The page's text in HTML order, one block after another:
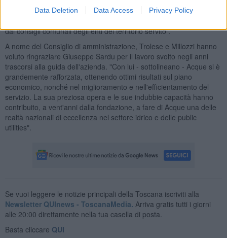
Data Deletion Data Access Privacy Policy
ripubblicizzazione del servizio idrico sulla base del mandato che i
dai consigli comunali degli enti del territorio servito".
A nome del Consiglio di amministrazione, Trolese e Millozzi hanno
voluto ringraziare Giuseppe Sardu per il lavoro svolto negli anni
trascorsi alla guida dell'azienda. "Con lui - sottolineano - Acque si è
grandemente rafforzata, ottenendo ottimi risultati sul piano
economico, nonché nel miglioramento e nell'efficientamento del
servizio. La sua preziosa opera e le sue indubbie capacità hanno
contribuito, a vent'anni dalla fondazione, a fare di Acque una delle
realtà nazionali di eccellenza nel settore idrico e delle public
utilities".
Se vuoi leggere le notizie principali della Toscana iscriviti alla
Newsletter QUInews - ToscanaMedia. Arriva gratis tutti i giorni
alle 20:00 direttamente nella tua casella di posta.
Basta cliccare QUI